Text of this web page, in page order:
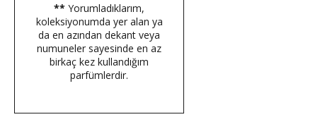
** Yorumladıklarım,
koleksiyonumda yer alan ya
da en azından dekant veya
numuneler sayesinde en az
birkaç kez kullandığım
parfümlerdir.